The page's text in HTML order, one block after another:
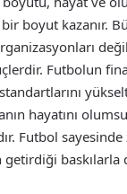
boyut kazanır.
Futbolun
hayatını
Futbol
baskılarla